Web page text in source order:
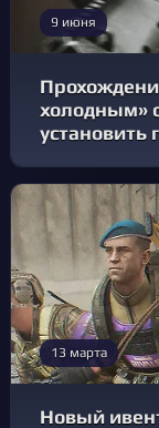
9 июня
холодным»
установить
13 марта
Новый